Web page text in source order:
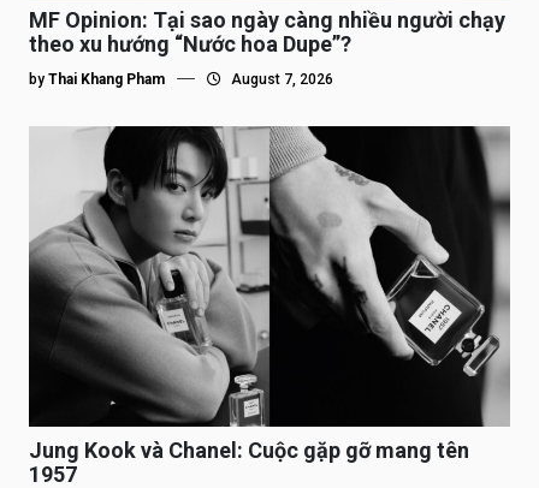
MF Opinion: Tại sao ngày càng nhiều người chạy
theo xu hướng “Nước hoa Dupe”?
by Thai Khang Pham August 7, 2026
Jung Kook và Chanel: Cuộc gặp gỡ mang tên
1957